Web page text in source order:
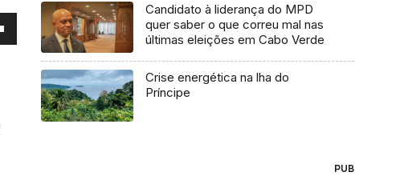
Candidato à liderança do MPD
quer saber o que correu mal nas
últimas eleições em Cabo Verde
Crise energética na lha do
Príncipe
PUB